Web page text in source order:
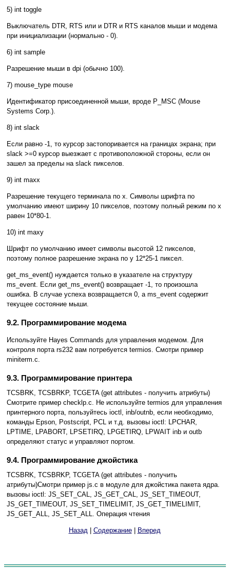
5) int toggle
Выключатель DTR, RTS или и DTR и RTS каналов мыши и модема
при инициализации (нормально - 0).
6) int sample
Разрешение мыши в dpi (обычно 100).
7) mouse_type mouse
Идентификатор присоединенной мыши, вроде P_MSC (Mouse
Systems Corp.).
8) int slack
Если равно -1, то курсор застопоривается на границах экрана; при
slack >=0 курсор выезжает с противоположной стороны, если он
зашел за пределы на slack пикселов.
9) int maxx
Разрешение текущего терминала по x. Символы шрифта по
умолчанию имеют ширину 10 пикселов, поэтому полный режим по x
равен 10*80-1.
10) int maxy
Шрифт по умолчанию имеет символы высотой 12 пикселов,
поэтому полное разрешение экрана по y 12*25-1 пиксел.
get_ms_event() нуждается только в указателе на структуру
ms_event. Если get_ms_event() возвращает -1, то произошла
ошибка. В случае успеха возвращается 0, а ms_event содержит
текущее состояние мыши.
9.2. Программирование модема
Используйте Hayes Commands для управления модемом. Для
контроля порта rs232 вам потребуется termios. Смотри пример
miniterm.c.
9.3. Программирование принтера
TCSBRK, TCSBRKP, TCGETA (get attributes - получить атрибуты)
Смотрите пример checklp.c. Не используйте termios для управления
принтерного порта, пользуйтесь ioctl, inb/outnb, если необходимо,
команды Epson, Postscript, PCL и т.д. вызовы ioctl: LPCHAR,
LPTIME, LPABORT, LPSETIRQ, LPGETIRQ, LPWAIT inb и outb
определяют статус и управляют портом.
9.4. Программирование джойстика
TCSBRK, TCSBRKP, TCGETA (get attributes - получить
атрибуты)Смотри пример js.c в модуле для джойстика пакета ядра.
вызовы ioctl: JS_SET_CAL, JS_GET_CAL, JS_SET_TIMEOUT,
JS_GET_TIMEOUT, JS_SET_TIMELIMIT, JS_GET_TIMELIMIT,
JS_GET_ALL, JS_SET_ALL. Операция чтения
Назад| Содержание| Вперед